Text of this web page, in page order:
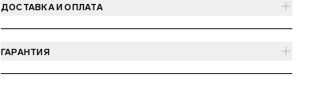
ДОСТАВКА И ОПЛАТА
ГАРАНТИЯ